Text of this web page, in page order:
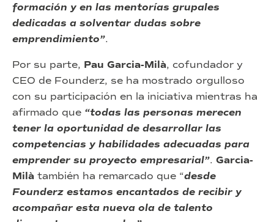
formación y en las mentorías grupales
dedicadas a solventar dudas sobre
emprendimiento”.
Por su parte, Pau Garcia-Milà, cofundador y
CEO de Founderz, se ha mostrado orgulloso
con su participación en la iniciativa mientras ha
afirmado que “todas las personas merecen
tener la oportunidad de desarrollar las
competencias y habilidades adecuadas para
emprender su proyecto empresarial”. Garcia-
Milà también ha remarcado que “desde
Founderz estamos encantados de recibir y
acompañar esta nueva ola de talento